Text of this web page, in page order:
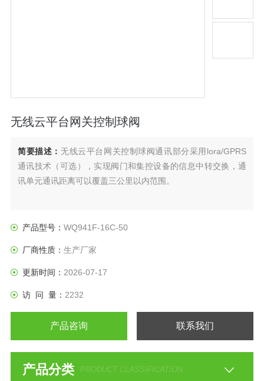
无线云平台网关控制球阀
简要描述： 无线云平台网关控制球阀通讯部分采用lora/GPRS
通讯技术（可选），实现阀门和集控设备的信息中转交换，通
讯单元通讯距离可以覆盖三公里以内范围。
产品型号： WQ941F-16C-50
厂商性质： 生产厂家
更新时间： 2026-07-17
访 问 量： 2232
产品咨询 联系我们
产品分类 PRODUCT CLASSIFICATION